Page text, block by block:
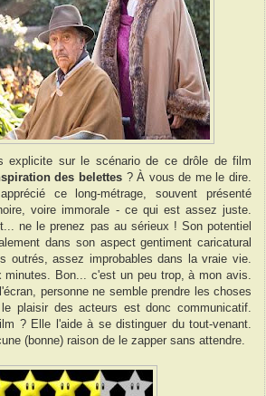
explicite sur le scénario de ce drôle de film
des belettes? À vous de me le dire.
ce long-métrage, souvent présenté
voire immorale - ce qui est assez juste.
ne le prenez pas au sérieux ! Son potentiel
dans son aspect gentiment caricatural
outrés, assez improbables dans la vraie vie.
minutes. Bon... c'est un peu trop, à mon avis.
personne ne semble prendre les choses
plaisir des acteurs est donc communicatif.
? Elle l'aide à se distinguer du tout-venant.
(bonne) raison de le zapper sans attendre.